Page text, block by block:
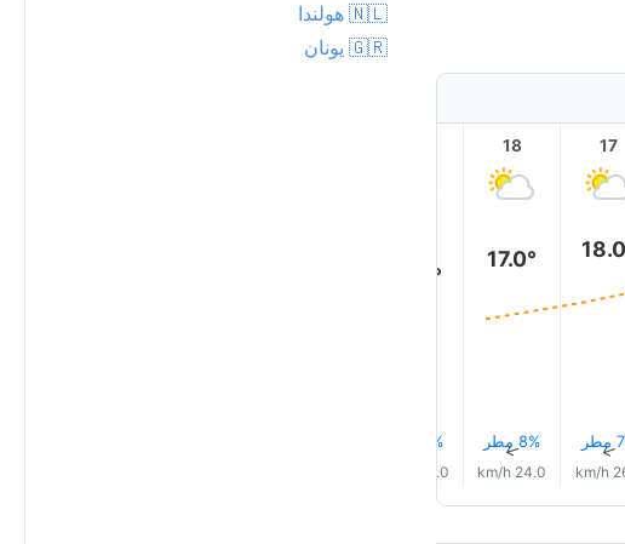
17
↑
18
17.0°
8% مطر↑
24.0 km/h
16.0°
9% مطر
22.0 km/h
🇳🇱 هولندا
🇬🇷 يونان